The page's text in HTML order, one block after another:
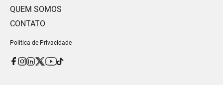
QUEM SOMOS
CONTATO
Política de Privacidade